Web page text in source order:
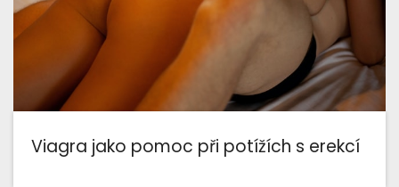
Viagra jako pomoc při potížích s erekcí